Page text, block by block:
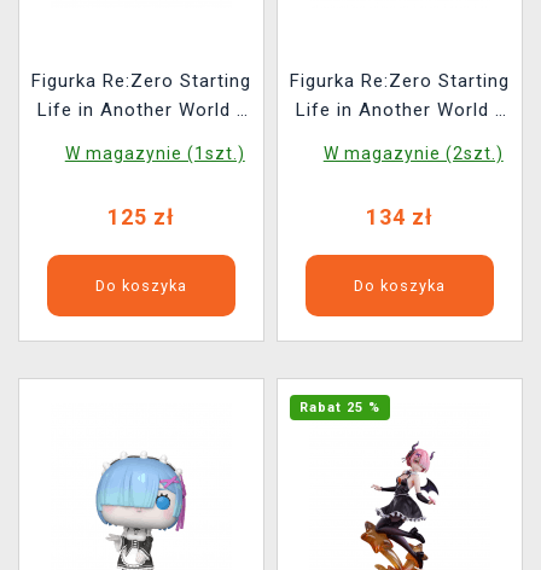
Figurka Re:Zero Starting
Life in Another World -
(FuRyu)
W magazynie (1szt.)
125 zł
Do koszyka
Figurka Re:Zero Starting
Life in Another World -
W magazynie (2szt.)
134 zł
Do koszyka
Rabat 25 %